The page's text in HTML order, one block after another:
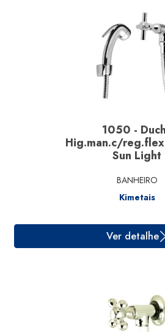
Ver
1050 -
Hig.man.c/
Sun Light
BANHEIRO
Kimetais